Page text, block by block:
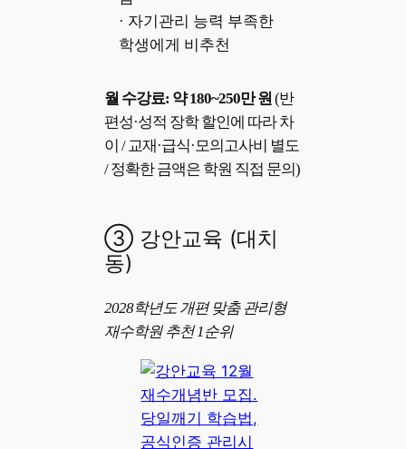
· 자기관리 능력 부족한
학생에게 비추천
월 수강료: 약 180~250만 원 (반
편성·성적 장학 할인에 따라 차
이 / 교재·급식·모의고사비 별도
/ 정확한 금액은 학원 직접 문의)
③ 강안교육 (대치
동)
2028학년도 개편 맞춤 관리형
재수학원 추천 1순위